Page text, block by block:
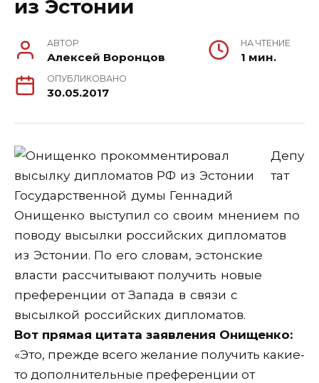
из Эстонии
АВТОР
Алексей Воронцов
НА ЧТЕНИЕ
1 мин.
ОПУБЛИКОВАНО
30.05.2017
Депу
тат
Государственной думы Геннадий
Онищенко выступил со своим мнением по
поводу высылки российских дипломатов
из Эстонии. По его словам, эстонские
власти рассчитывают получить новые
преференции от Запада в связи с
высылкой российских дипломатов.
Вот прямая цитата заявления Онищенко:
«Это, прежде всего желание получить какие-
то дополнительные преференции от